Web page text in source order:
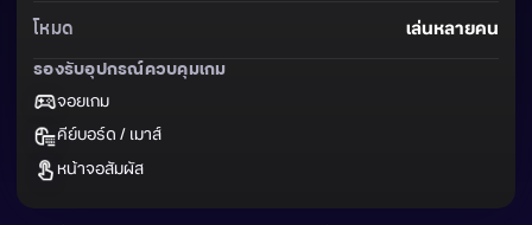
โหมด เล่นหลายคน
รองรับอุปกรณ์ควบคุมเกม
จอยเกม
คีย์บอร์ด / เมาส์
หน้าจอสัมผัส